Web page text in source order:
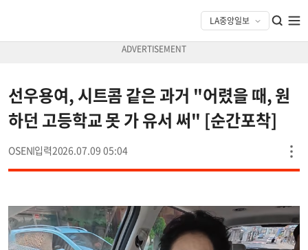
선우용여, 시트콤 같은 과거 "어렸을 때, 원
하던 고등학교 못 가 유서 써" [순간포착]
OSEN 2026.07.09 05:04